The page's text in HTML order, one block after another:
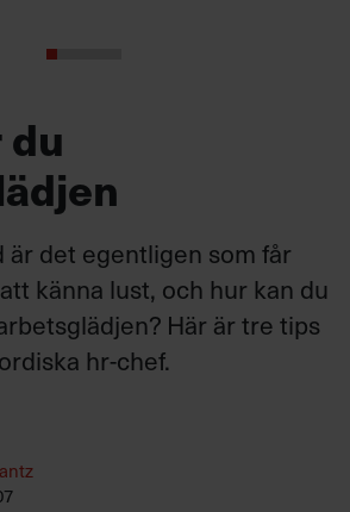
du
är det egentligen som får
känna lust, och hur kan du
Här är tre tips
hr-chef.